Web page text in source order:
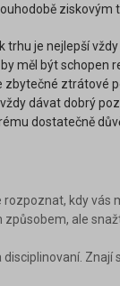
ziskovým
je nejlepší
měl být schopen
ztrátové
dávat dobrý
dostatečně
kdy vás
ale